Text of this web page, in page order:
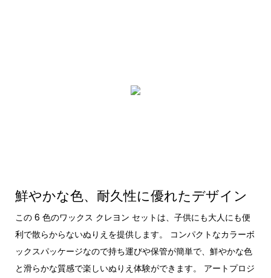
鮮やかな色、耐久性に優れたデザイン
この 6 色のワックス クレヨン セットは、子供にも大人にも便
利で散らからないぬりえを提供します。 コンパクトなカラーボ
ックスパッケージなので持ち運びや保管が簡単で、鮮やかな色
と滑らかな質感で楽しいぬりえ体験ができます。 アートプロジ